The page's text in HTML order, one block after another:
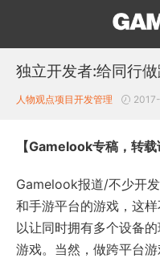
独立开发者:给同行
人物观点项目开发管理
【Gamelook专稿，转载
Gamelook报道/不少开
和手游平台的游戏，这
以让同时拥有多个设备
游戏。当然，做跨平台游